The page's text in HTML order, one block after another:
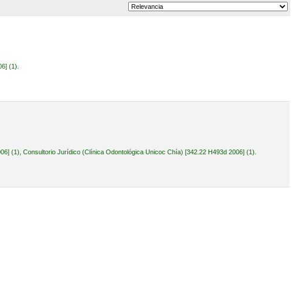
(1).
(1), Consultorio Jurídico (Clínica Odontológica Unicoc Chía) [342.22 H493d 2006] (1).